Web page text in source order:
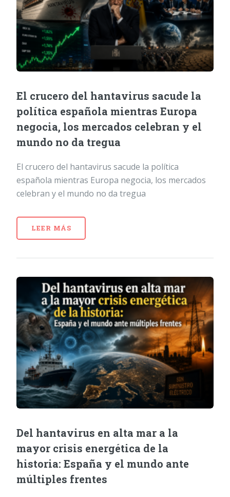
El crucero del hantavirus sacude la
política española mientras Europa
negocia, los mercados celebran y el
mundo no da tregua
El crucero del hantavirus sacude la política
española mientras Europa negocia, los mercados
celebran y el mundo no da tregua
LEER MÁS
Del hantavirus en alta mar a la
mayor crisis energética de la
historia: España y el mundo ante
múltiples frentes